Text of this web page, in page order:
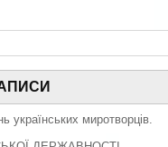
українських миротворців.